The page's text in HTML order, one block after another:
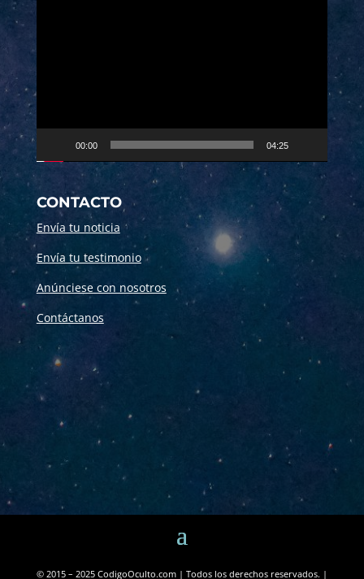
00:00 04:25
CONTACTO
Envía tu noticia
Envía tu testimonio
Anúnciese con nosotros
Contáctanos
© 2015 – 2025 CodigoOculto.com | Todos los derechos reservados. |